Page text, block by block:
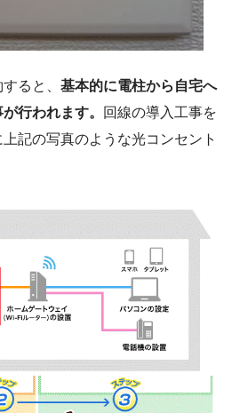
ると、 基本的に電柱から自宅へ
行われます。
回線の導入工事を
記の写真のような光コンセント